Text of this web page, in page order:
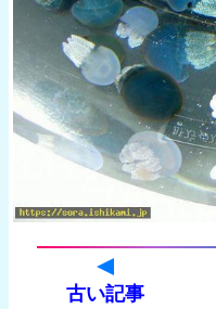
古い記事